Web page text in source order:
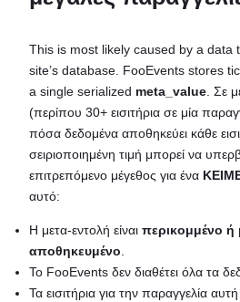
This is most likely caused by a data
site’s database. FooEvents stores
a single serialized meta_value . Σε
(περίπου 30+ εισιτήρια σε μία
πόσα δεδομένα αποθηκεύει κάθε
σειριοποιημένη τιμή μπορεί να
επιτρεπόμενο μέγεθος για ένα
αυτό:
Η μετα-εντολή είναι περικομμένο
αποθηκευμένο
Το FooEvents δεν διαθέτει όλα τα
Τα εισιτήρια για την παραγγελία